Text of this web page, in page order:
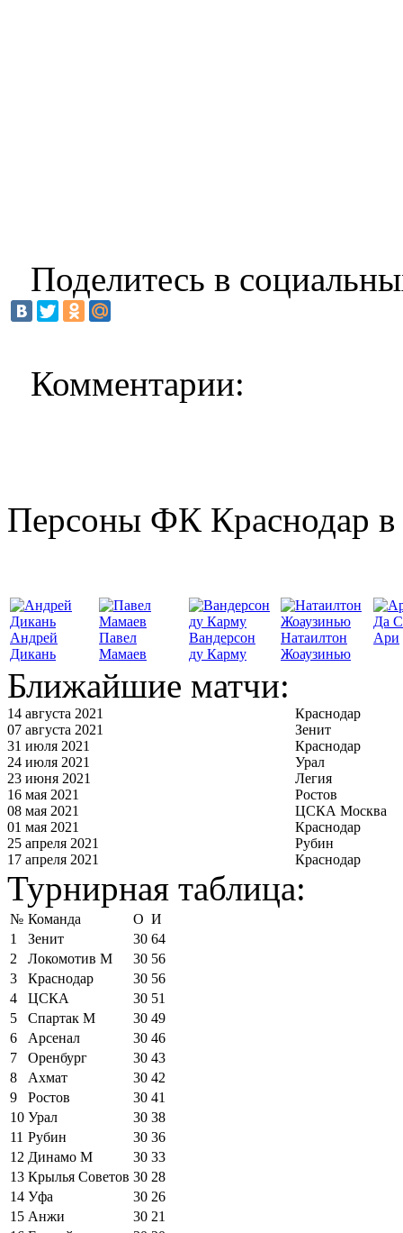
Поделитесь в
Комментарии:
Персоны ФК Краснодар в
Андрей
Дикань
Павел
Мамаев
Вандерсон
ду Карму
Натаилтон
Жоаузинью
Да
Ари
Ближайшие матчи:
14 августа 2021
Краснодар
07 августа 2021
Зенит
31 июля 2021
Краснодар
24 июля 2021
Урал
23 июня 2021
Легия
16 мая 2021
Ростов
08 мая 2021
ЦСКА Москва
01 мая 2021
Краснодар
25 апреля 2021
Рубин
17 апреля 2021
Краснодар
Турнирная таблица:
№ Команда О И
1
Зенит 30 64
2
Локомотив М 30 56
3
Краснодар 30 56
4
ЦСКА 30 51
5
Спартак М 30 49
6
Арсенал 30 46
7
Оренбург 30 43
8
Ахмат 30 42
9
Ростов 30 41
10 Урал 30 38
11 Рубин 30 36
12 Динамо М 30 33
13 Крылья Советов 30 28
14 Уфа 30 26
15 Анжи 30 21